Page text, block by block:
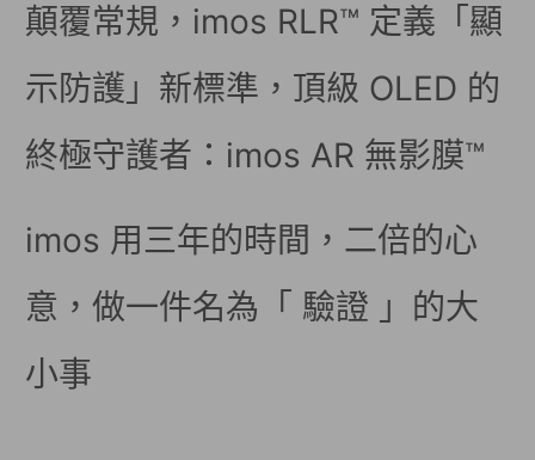
顛覆常規，imos RLR™ 定義「顯
示防護」新標準，頂級 OLED 的
終極守護者：imos AR 無影膜™
imos 用三年的時間，二倍的心
意，做一件名為「 驗證 」的大
小事